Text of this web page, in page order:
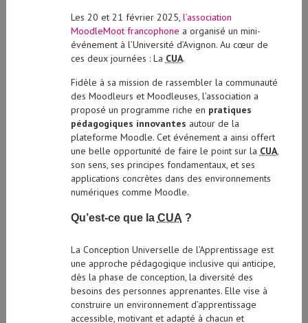
Les 20 et 21 février 2025, l’association
MoodleMoot francophone a organisé un mini-
événement à l’Université d’Avignon. Au cœur de
ces deux journées : La CUA.
Fidèle à sa mission de rassembler la communauté
des Moodleurs et Moodleuses, l’association a
proposé un programme riche en pratiques
pédagogiques innovantes autour de la
plateforme Moodle. Cet événement a ainsi offert
une belle opportunité de faire le point sur la CUA,
son sens, ses principes fondamentaux, et ses
applications concrètes dans des environnements
numériques comme Moodle.
Qu’est-ce que la CUA ?
La Conception Universelle de l’Apprentissage est
une approche pédagogique inclusive qui anticipe,
dès la phase de conception, la diversité des
besoins des personnes apprenantes. Elle vise à
construire un environnement d’apprentissage
accessible, motivant et adapté à chacun et